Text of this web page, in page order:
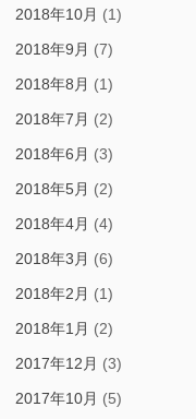
2018年10月 (1)
2018年9月 (7)
2018年8月 (1)
2018年7月 (2)
2018年6月 (3)
2018年5月 (2)
2018年4月 (4)
2018年3月 (6)
2018年2月 (1)
2018年1月 (2)
2017年12月 (3)
2017年10月 (5)